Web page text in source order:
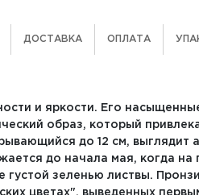
ДОСТАВКА ОПЛАТА
и яркости. Его
образ, который
до 12 см, выглядит
до начала мая, когда на
зеленью листвы.
цветах", выведенных